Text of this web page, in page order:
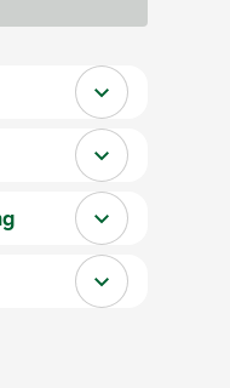
Sluit section-0
Sluit section-1
Sluit section-2
Sluit section-3